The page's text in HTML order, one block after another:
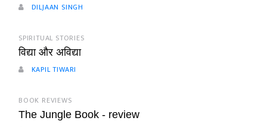
DILJAAN SINGH
SPIRITUAL STORIES
विद्या और अविद्या
KAPIL TIWARI
BOOK REVIEWS
The Jungle Book - review